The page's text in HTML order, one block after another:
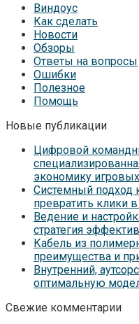
Виндоус
Как сделать
Новости
Обзоры
Ответы на вопросы
Ошибки
Полезное
Помощь
Новые публикации
Цифровой
экономику
Системный подход
превратить клики
Ведение и
стратегия
Кабель из
преимущества и
Внутренний,
оптимальную
Свежие комментарии